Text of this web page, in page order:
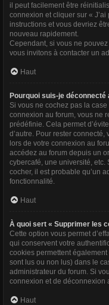
il peut facilement être
connexion et cliquer sur «
instructions et vous devriez
nouveau rapidement.
Cependant, si vous ne
vous invitons à contacter un
Haut
Pourquoi suis-je
Si vous ne cochez pas la
connexion au forum, vous ne
prédéfinie. Cela permet
d’autre. Pour rester
lors de votre connexion au
accédez au forum depuis un
cybercafé, une université, etc.
cocher, il est probable qu’un
fonctionnalité.
Haut
À quoi sert « Supprimer les
Cette option vous permet
qui conservent votre
cookies permettent également
sont lus ou non lus) dans le
administrateur du forum. Si
connexion et de déconnexion
Haut